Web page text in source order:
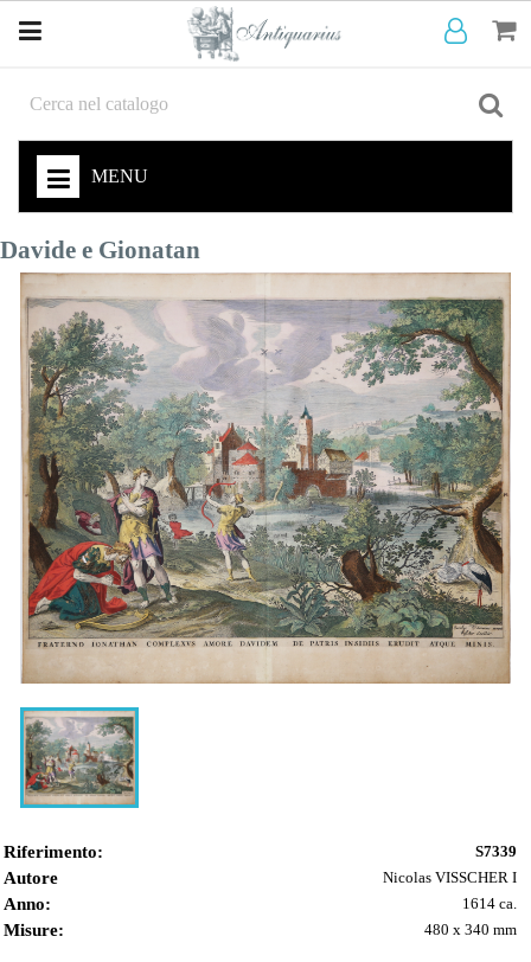
MENU
Davide e Gionatan
Riferimento: S7339
Autore Nicolas VISSCHER I
Anno: 1614 ca.
Misure: 480 x 340 mm